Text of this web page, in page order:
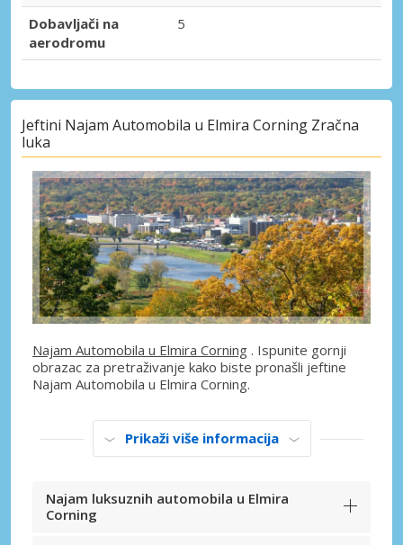
Dobavljači na
aerodromu
5
Jeftini Najam Automobila u Elmira Corning Zračna
luka
Najam Automobila u Elmira Corning . Ispunite gornji
obrazac za pretraživanje kako biste pronašli jeftine
Najam Automobila u Elmira Corning.
Prikaži više informacija
Najam luksuznih automobila u Elmira
Corning